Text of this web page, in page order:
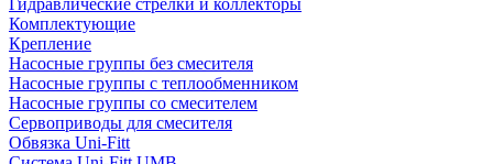
Комплектующие
Крепление
Насосные группы без смесителя
Насосные группы с теплообменником
Насосные группы со смесителем
Сервоприводы для смесителя
Обвязка Uni-Fitt